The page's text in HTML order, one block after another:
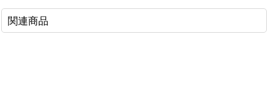
関連商品